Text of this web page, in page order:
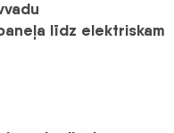
līdz elektriskam